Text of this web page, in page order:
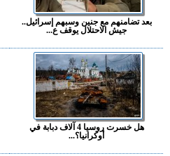
بعد تضامنهم مع جنين وسبهم إسرائيل..
جيش الاحتلال يوقف ع...
هل خسرت روسيا 4 آلاف دبابة في
أوكرانيا؟...